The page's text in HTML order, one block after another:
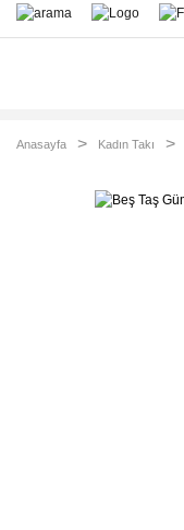
Anasayfa Kadın Takı